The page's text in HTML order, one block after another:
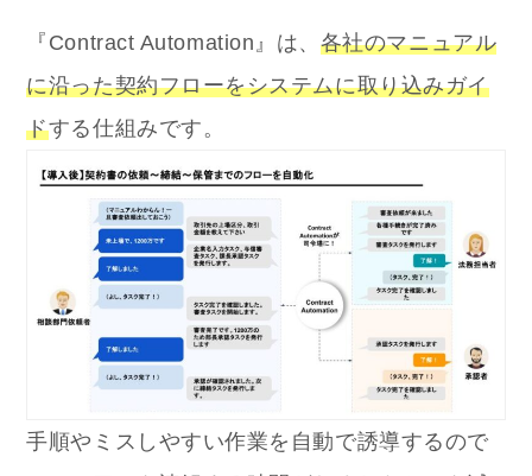
『Contract Automation』は、 各社のマニュアル
に沿った契約フローをシステムに取り込みガイ
ドする仕組みです。
手順やミスしやすい作業を自動で誘導するので